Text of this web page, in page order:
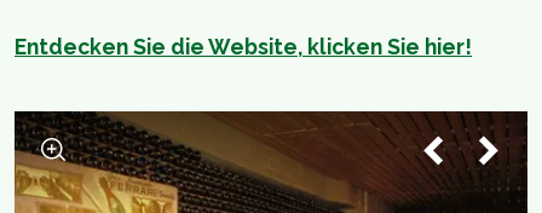
Entdecken Sie die Website, klicken Sie hier!